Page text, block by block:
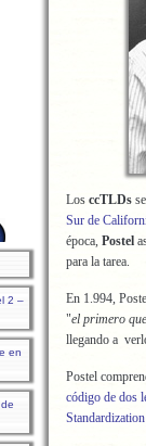
2 –
en
Los ccTLDs
Sur de
época, Postel
para la tarea.
En 1.994,
"el primero
llegando a
Postel
código de dos
Standardization